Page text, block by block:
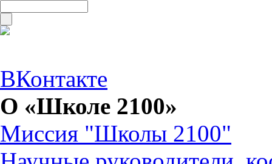
ВКонтакте
О «Школе 2100»
Миссия "Школы 2100"